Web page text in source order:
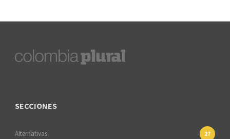
SECCIONES
Alternativas 27